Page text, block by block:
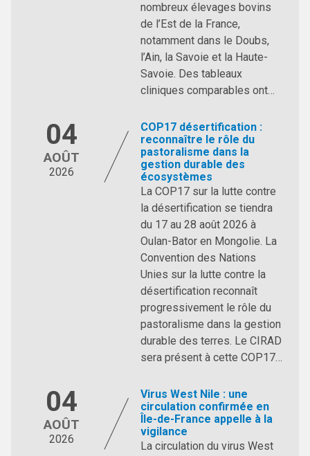
nombreux élevages bovins
de l’Est de la France,
notamment dans le Doubs,
l’Ain, la Savoie et la Haute-
Savoie. Des tableaux
cliniques comparables ont…
04
AOÛT
2026
COP17 désertification :
reconnaître le rôle du
pastoralisme dans la
gestion durable des
écosystèmes
La COP17 sur la lutte contre
la désertification se tiendra
du 17 au 28 août 2026 à
Oulan-Bator en Mongolie. La
Convention des Nations
Unies sur la lutte contre la
désertification reconnaît
progressivement le rôle du
pastoralisme dans la gestion
durable des terres. Le CIRAD
sera présent à cette COP17…
04
AOÛT
2026
Virus West Nile : une
circulation confirmée en
Île-de-France appelle à la
vigilance
La circulation du virus West